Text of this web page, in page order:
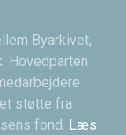
Byarkivet,
Hovedparten
støtte fra
fond. Læs